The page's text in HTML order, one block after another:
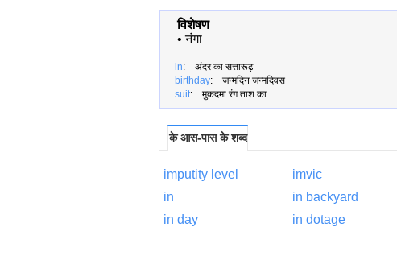
विशेषण
•नंगा
in: अंदर का सत्तारूढ़
birthday: जन्मदिन जन्मदिवस
suit: मुकदमा रंग ताश का
के आस-पास के शब्द
imputity level imvic
in
in backyard
in day in dotage